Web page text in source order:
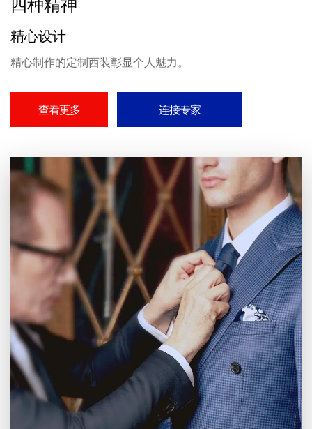
四种精神
精心设计
精心制作的定制西装彰显个人魅力。
查看更多 连接专家